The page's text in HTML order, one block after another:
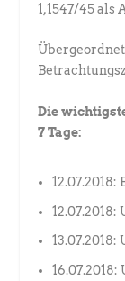
1,1547/45 als
Die
7 Tage:
12.07.2018: